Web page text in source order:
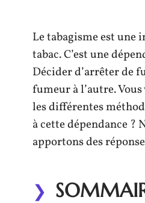
Le tabagisme est une
tabac. C’est une
Décider d’arrêter de
fumeur à l’autre.
les différentes
à cette dépendance ?
apportons des